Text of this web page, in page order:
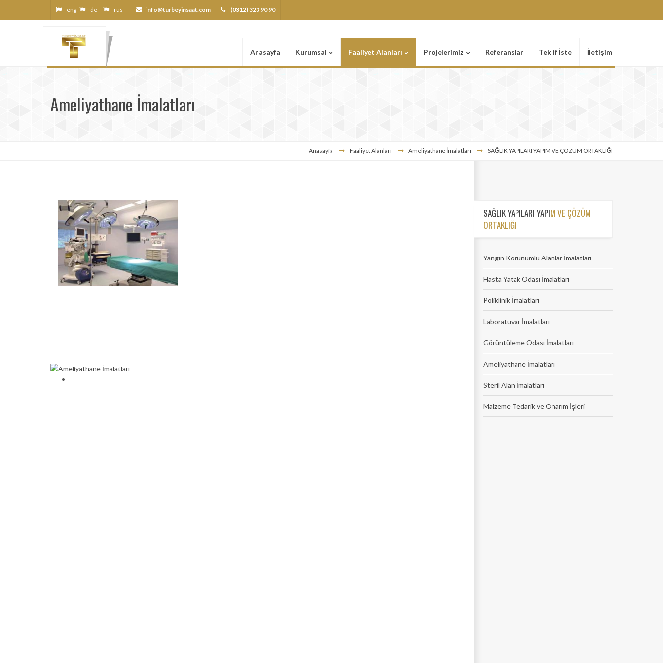
eng de rus info@turbeyinsaat.com (0312) 323 90 90
Anasayfa Kurumsal Faaliyet Alanları Projelerimiz Referanslar Teklif İste İletişim
Ameliyathane İmalatları
Anasayfa Faaliyet Alanları Ameliyathane İmalatları SAĞLIK YAPILARI YAPIM VE ÇÖZÜM ORTAKLIĞI
SAĞLIK YAPILARI YAPIM VE ÇÖZÜM
ORTAKLIĞI
Yangın Korunumlu Alanlar İmalatları
Hasta Yatak Odası İmalatları
Poliklinik İmalatları
Laboratuvar İmalatları
Görüntüleme Odası İmalatları
Ameliyathane İmalatları
Steril Alan İmalatları
Malzeme Tedarik ve Onarım İşleri